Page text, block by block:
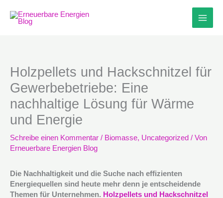
Inhalt
springen
Holzpellets und Hackschnitzel für
Gewerbebetriebe: Eine
nachhaltige Lösung für Wärme
und Energie
Schreibe einen Kommentar / Biomasse, Uncategorized / Von
Erneuerbare Energien Blog
Die Nachhaltigkeit und die Suche nach effizienten
Energiequellen sind heute mehr denn je entscheidende
Themen für Unternehmen. Holzpellets und Hackschnitzel